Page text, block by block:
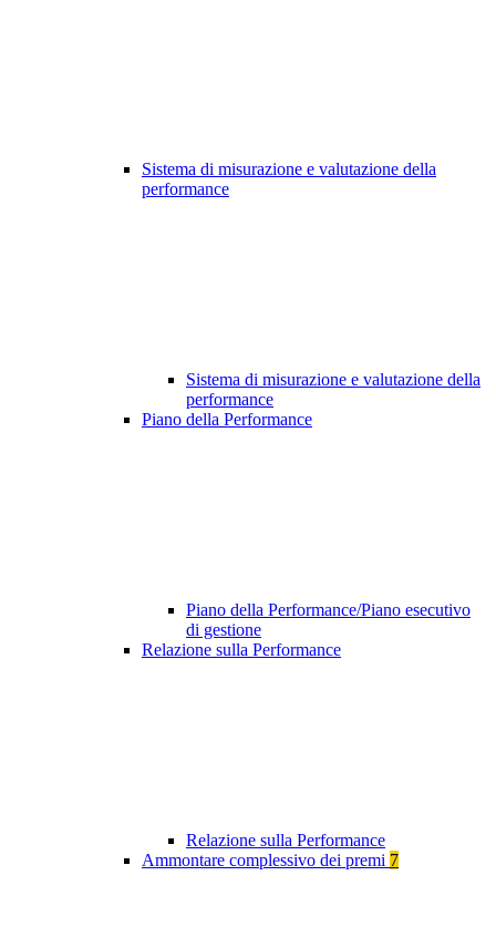
Sistema di misurazione e valutazione della
performance
Sistema di misurazione e valutazione della
performance
Piano della Performance
Piano della Performance/Piano esecutivo
di gestione
Relazione sulla Performance
Relazione sulla Performance
Ammontare complessivo dei premi 7